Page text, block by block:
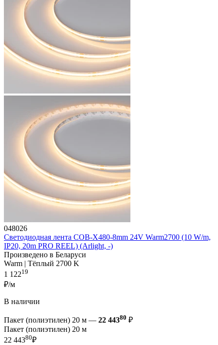
048026
Светодиодная лента COB-X480-8mm 24V Warm2700 (10 W/m,
IP20, 20m PRO REEL) (Arlight, -)
Произведено в Беларуси
Warm | Тёплый 2700 K
1 12219
₽/м
В наличии
Пакет (полиэтилен) 20 м — 22 44380 ₽
Пакет (полиэтилен) 20 м
22 44380₽